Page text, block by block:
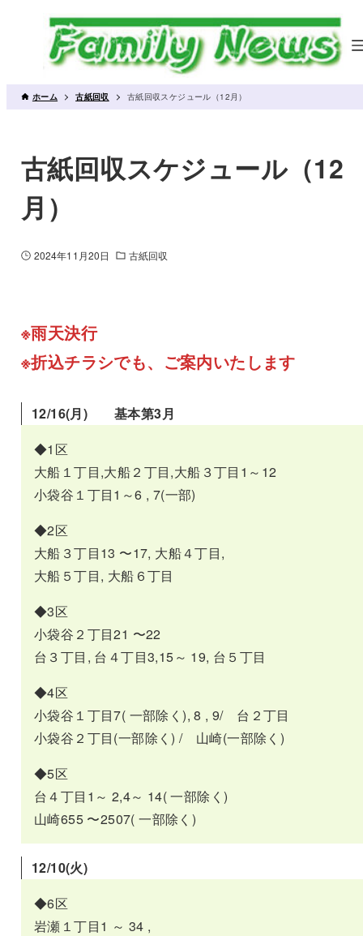
ホーム 古紙回収 古紙回収スケジュール（12月）
古紙回収スケジュール（12
月）
2024年11月20日 古紙回収
※雨天決行
※折込チラシでも、ご案内いたします
12/16(月) 基本第3月
◆1区
大船１丁目,大船２丁目,大船３丁目1～12
小袋谷１丁目1～6 , 7(一部)
◆2区
大船３丁目13 〜17, 大船４丁目,
大船５丁目, 大船６丁目
◆3区
小袋谷２丁目21 〜22
台３丁目, 台４丁目3,15～ 19, 台５丁目
◆4区
小袋谷１丁目7( 一部除く), 8 , 9/ 台２丁目
小袋谷２丁目(一部除く) / 山崎(一部除く)
◆5区
台４丁目1～ 2,4～ 14( 一部除く)
山崎655 〜2507( 一部除く)
12/10(火)
◆6区
岩瀬１丁目1 ～ 34 ,